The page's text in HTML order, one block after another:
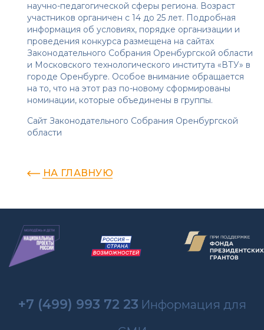
научно-педагогической сферы региона. Возраст
участников органичен с 14 до 25 лет. Подробная
информация об условиях, порядке организации и
проведения конкурса размещена на сайтах
Законодательного Собрания Оренбургской области
и Московского технологического института «ВТУ» в
городе Оренбурге. Особое внимание обращается
на то, что на этот раз по-новому сформированы
номинации, которые объединены в группы.
Сайт Законодательного Собрания Оренбургской
области
НА ГЛАВНУЮ
+7 (499) 993 72 23 Информация для